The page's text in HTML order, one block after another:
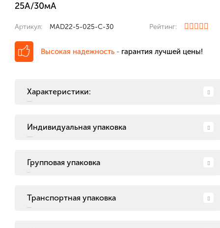
25А/30мА
Артикул: MAD22-5-025-C-30 Рейтинг:
Высокая надежность - гарантия лучшей цены!
Характеристики:
Индивидуальная упаковка
Групповая упаковка
Транспортная упаковка